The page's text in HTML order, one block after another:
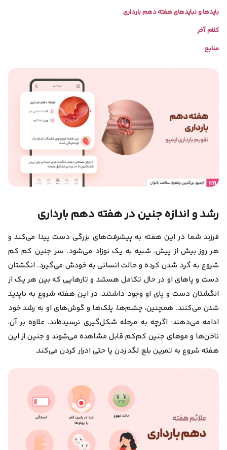
بایدها و نبایدهای هفته دهم بارداری
کلام آخر
منابع
رشد و اندازه جنین در هفته دهم بارداری
فرزند شما در این هفته به پیشرفت‌های بزرگی دست پیدا می‌کند و
هر روز بیش از پیش، شبیه به یک نوزاد می‌شود. سر جنین کم کم
شروع به گرد شدن کرده و حالت انسانی به خودش می‌گیرد. انگشتان
دست و پاهای او در حال تکامل هستند و تارهایی که بین هر یک از
انگشتان دست و پای او وجود داشتند، در این هفته شروع به ناپدید
شدن می‌کنند. همچنین، چشم‌ها، پلک‌ها و گوش‌های او به رشد خود
ادامه می‌دهند؛ اگرچه به مرحله شکل‌گیری نرسیده‌اند. علاوه بر آن،
ناخن‌ها و موهای جنین کم‌کم قابل مشاهده می‌شوند و جنین از این
هفته شروع به تمرین بلع، لگد زدن یا حتی ادرار کردن می‌کند.